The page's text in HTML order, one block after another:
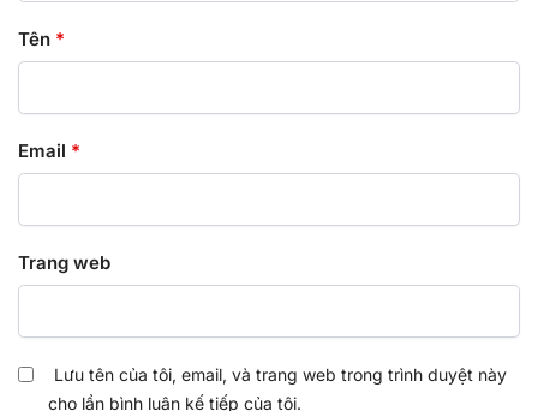
Tên *
Email *
Trang web
Lưu tên của tôi, email, và trang web trong trình duyệt này
cho lần bình luận kế tiếp của tôi.